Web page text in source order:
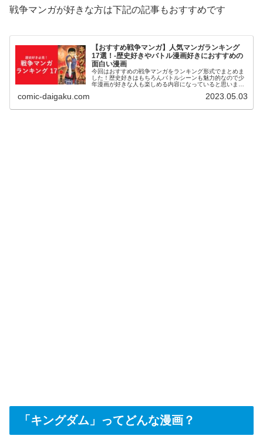
戦争マンガが好きな方は下記の記事もおすすめです
【おすすめ戦争マンガ】人気マンガランキング
17選！-歴史好きやバトル漫画好きにおすすめの
面白い漫画
今回はおすすめの戦争マンガをランキング形式でまとめま
した！歴史好きはもちろんバトルシーンも魅力的なので少
年漫画が好きな人も楽しめる内容になっていると思いま
いるので、戦争マンガに興味がある人は是非参考にしてく
comic-daigaku.com 2023.05.03
「キングダム」ってどんな漫画？